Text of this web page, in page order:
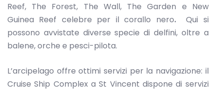
Reef, The Forest, The Wall, The Garden e New
Guinea Reef celebre per il corallo nero.Qui si
possono avvistate diverse specie di delfini, oltre a
balene, orche e pesci-pilota.
L’arcipelago offre ottimi servizi per la navigazione: il
Cruise Ship Complex a St Vincent dispone di servizi